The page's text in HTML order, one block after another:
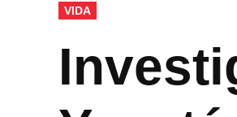
PUBLICADO
EN
VIDA